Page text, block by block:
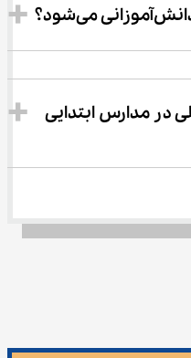
در مدارس ابتدایی